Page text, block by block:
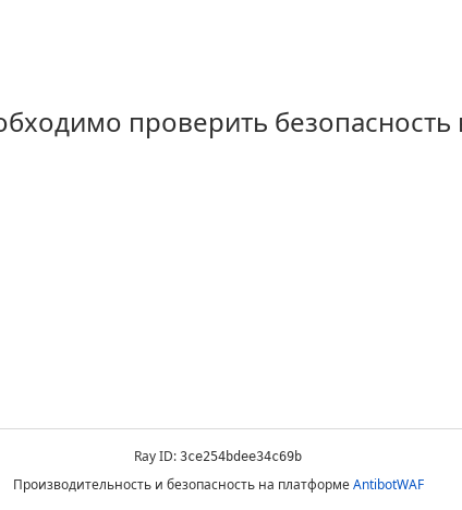
проверить безопасность
Ray ID: 3ce254bdee34c69b
Производительность и безопасность на платформе AntibotWAF